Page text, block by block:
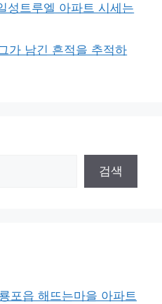
성트루엘 아파트 시세는
가 남긴 흔적을 추적하
검색
포읍 해뜨는마을 아파트